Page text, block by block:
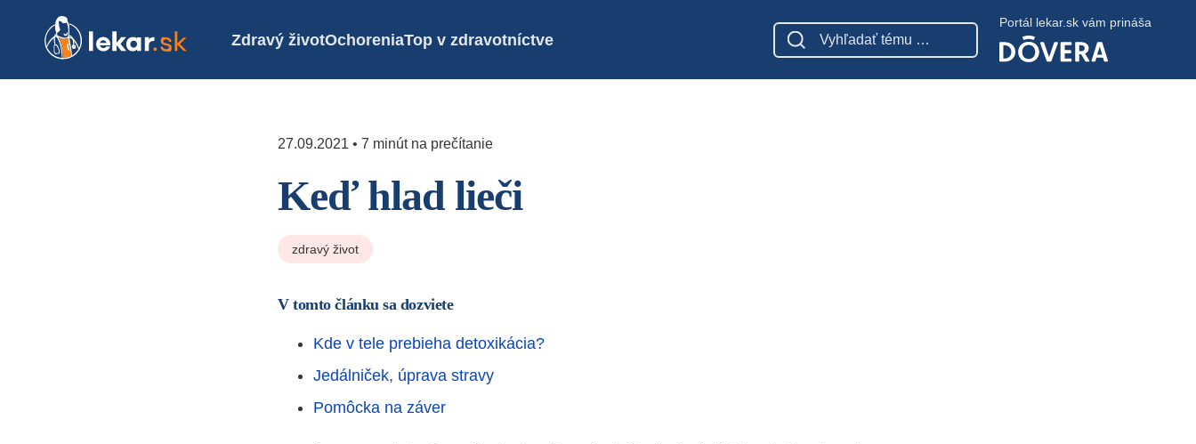
Zdravý životOchoreniaTop v zdravotníctve
Portál lekar.sk vám prináša
27.09.2021 • 7 minút na prečítanie
Keď hlad lieči
zdravý život
V tomto článku sa dozviete
Kde v tele prebieha detoxikácia?
Jedálniček, úprava stravy
Pomôcka na záver